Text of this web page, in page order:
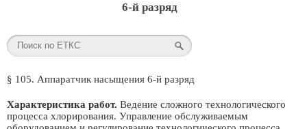
6-й разряд
§ 105. Аппаратчик насыщения 6-й разряд
Характеристика работ. Ведение сложного технологического
процесса хлорирования. Управление обслуживаемым